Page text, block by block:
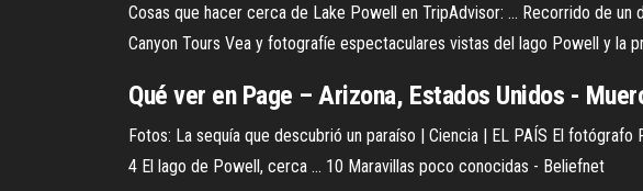
Cosas que hacer cerca de Lake Powell en TripAdvisor: ... Recorrido de un
Canyon Tours Vea y fotografíe espectaculares vistas del lago Powell y la
Qué ver en Page – Arizona, Estados Unidos -
Fotos: La sequía que descubrió un paraíso | Ciencia | EL PAÍS El
4 El lago de Powell, cerca ... 10 Maravillas poco conocidas - Beliefnet